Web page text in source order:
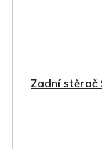
Zadní stěrač